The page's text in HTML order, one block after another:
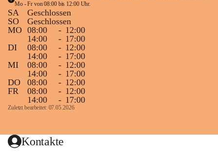
Mo - Fr von 08:00 bis 12:00 Uhr.
SA
Geschlossen
SO
Geschlossen
MO 08:00 - 12:00
14:00
- 17:00
DI
08:00 - 12:00
14:00
- 17:00
MI
08:00 - 12:00
14:00
- 17:00
DO
08:00 - 12:00
FR
08:00 - 12:00
14:00
- 17:00
Zuletzt bearbeitet: 07.05.2026
Kontakte